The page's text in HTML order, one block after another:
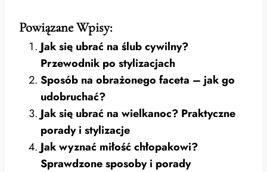
Powiązane Wpisy:
Jak się ubrać na ślub cywilny?
Przewodnik po stylizacjach
Sposób na obrażonego faceta – jak go
udobruchać?
Jak się ubrać na wielkanoc? Praktyczne
porady i stylizacje
Jak wyznać miłość chłopakowi?
Sprawdzone sposoby i porady